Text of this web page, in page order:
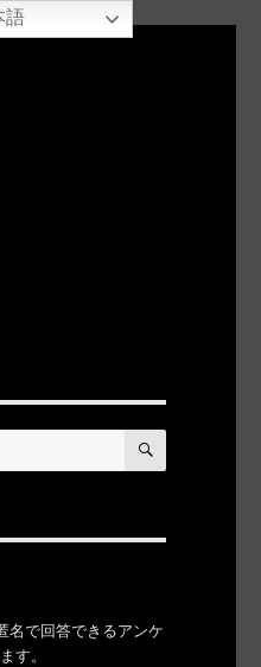
検
名で回答できるアンケ
す。
語